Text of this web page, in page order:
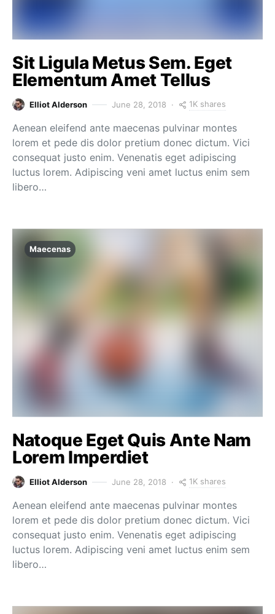
Sit Ligula Metus Sem. Eget
Elementum Amet Tellus
Elliot Alderson June 28, 2018 1K shares
Aenean eleifend ante maecenas pulvinar montes
lorem et pede dis dolor pretium donec dictum. Vici
consequat justo enim. Venenatis eget adipiscing
luctus lorem. Adipiscing veni amet luctus enim sem
libero…
Maecenas
Natoque Eget Quis Ante Nam
Lorem Imperdiet
Elliot Alderson June 28, 2018 1K shares
Aenean eleifend ante maecenas pulvinar montes
lorem et pede dis dolor pretium donec dictum. Vici
consequat justo enim. Venenatis eget adipiscing
luctus lorem. Adipiscing veni amet luctus enim sem
libero…